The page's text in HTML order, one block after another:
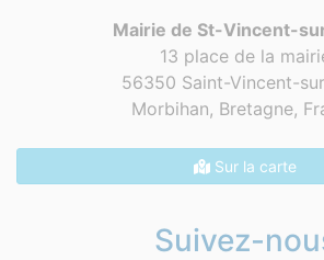
Mairie de St-Vincent-
13 place de la
56350 Saint-Vincent-
Morbihan, Bretagne,
Sur la carte
Suivez-